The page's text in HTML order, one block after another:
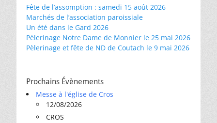
Fête de l’assomption : samedi 15 août 2026
Marchés de l’association paroissiale
Un été dans le Gard 2026
Pèlerinage Notre Dame de Monnier le 25 mai 2026
Pèlerinage et fête de ND de Coutach le 9 mai 2026
Prochains Évènements
Messe à l'église de Cros
12/08/2026
CROS